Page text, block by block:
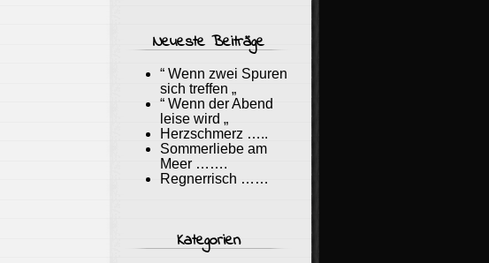
Neueste Beiträge
“ Wenn zwei Spuren
sich treffen „
“ Wenn der Abend
leise wird „
Herzschmerz …..
Sommerliebe am
Meer …….
Regnerrisch ……
Kategorien